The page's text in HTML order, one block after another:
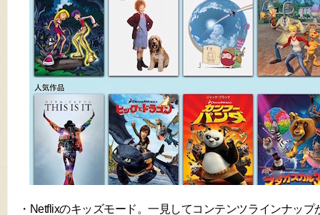
・Netflixのキッズモード。一見してコンテンツラインナップ